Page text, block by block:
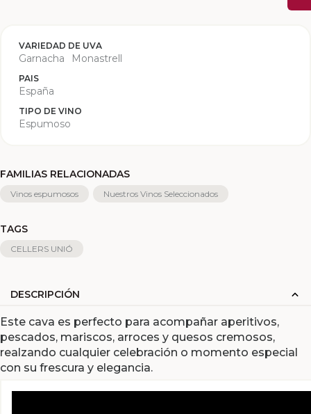
VARIEDAD DE UVA
Garnacha Monastrell
PAIS
España
TIPO DE VINO
Espumoso
FAMILIAS RELACIONADAS
Vinos espumosos Nuestros Vinos Seleccionados
TAGS
CELLERS UNIÓ
DESCRIPCIÓN
Este cava es perfecto para acompañar aperitivos,
pescados, mariscos, arroces y quesos cremosos,
realzando cualquier celebración o momento especial
con su frescura y elegancia.